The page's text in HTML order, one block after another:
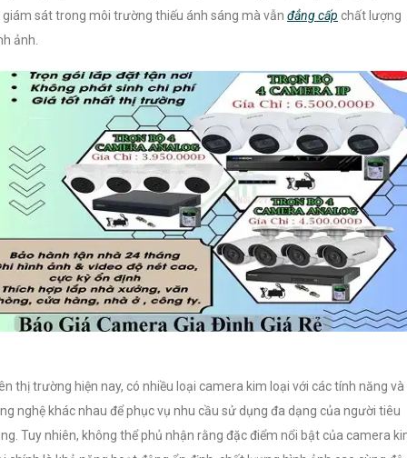
giám sát trong môi trường thiếu ánh sáng mà vẫn đẳng cấp chất lượng
ảnh.
thị trường hiện nay, có nhiều loại camera kim loại với các tính năng và
nghệ khác nhau để phục vụ nhu cầu sử dụng đa dạng của người tiêu
Tuy nhiên, không thể phủ nhận rằng đặc điểm nổi bật của camera